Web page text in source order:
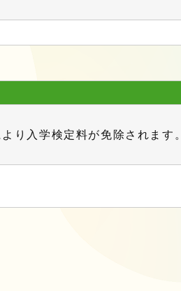
り入学検定料が免除されます。